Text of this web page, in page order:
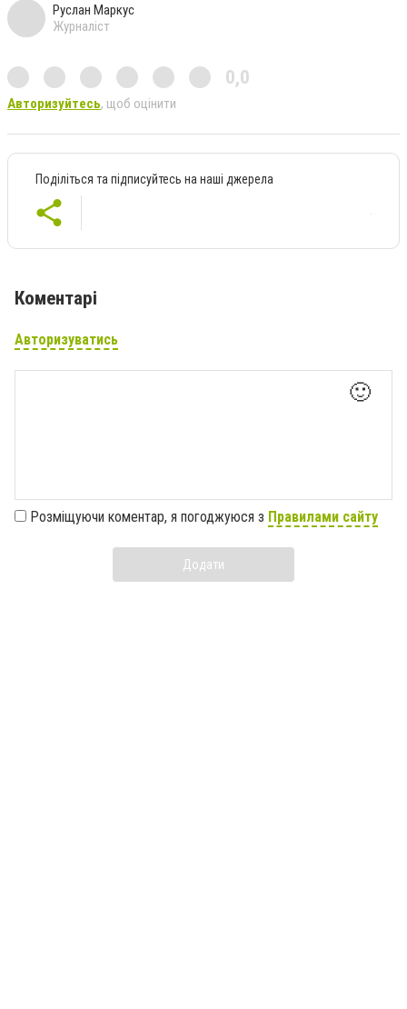
Руслан Маркус
Журналіст
0,0
Авторизуйтесь, щоб оцінити
Поділіться та підписуйтесь на наші джерела
Коментарі
Авторизуватись
🙂
Розміщуючи коментар, я погоджуюся з Правилами сайту
Додати